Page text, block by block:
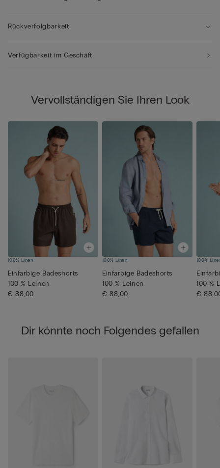
Rückverfolgbarkeit
Verfügbarkeit im Geschäft
Vervollständigen Sie Ihren Look
100% Linen
Einfarbige Badeshorts
100 % Leinen
€ 88,00
100% Linen
Einfarbige Badeshorts
100 % Leinen
€ 88,00
100%
100 %
€
Dir könnte noch Folgendes gefallen